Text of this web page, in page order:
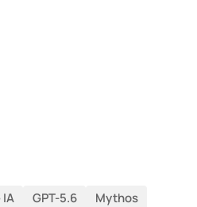
GPT-5.6
Mythos